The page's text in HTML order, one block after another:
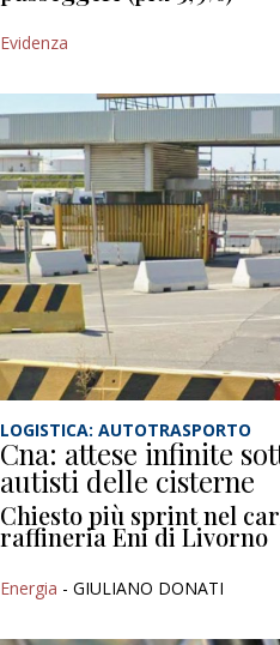
Evidenza
LOGISTICA: AUTOTRASPORTO
Cna: attese infinite
autisti delle cisterne
Chiesto più sprint nel
raffineria Eni di Livorno
Energia - GIULIANO DONATI